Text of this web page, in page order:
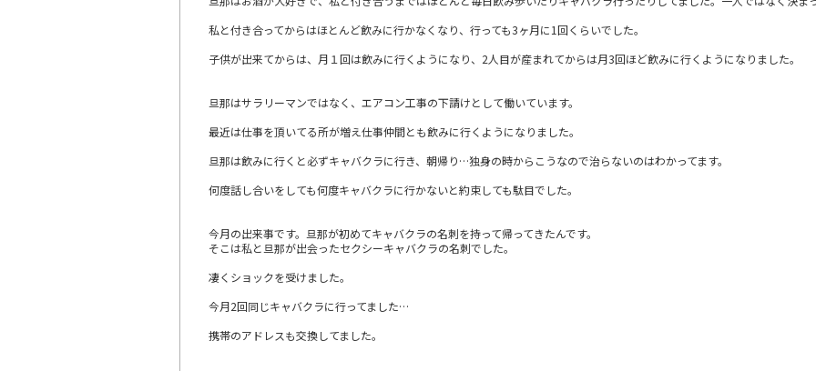
私と付き合ってからはほとんど飲みに行かなくなり、行っても3ヶ月に1回くらいでした。
子供が出来てからは、月１回は飲みに行くようになり、2人目が産まれてからは月3回ほど飲みに行くようになりました。
旦那はサラリーマンではなく、エアコン工事の下請けとして働いています。
最近は仕事を頂いてる所が増え仕事仲間とも飲みに行くようになりました。
旦那は飲みに行くと必ずキャバクラに行き、朝帰り…独身の時からこうなので治らないのはわかってます。
何度話し合いをしても何度キャバクラに行かないと約束しても駄目でした。
今月の出来事です。旦那が初めてキャバクラの名刺を持って帰ってきたんです。
そこは私と旦那が出会ったセクシーキャバクラの名刺でした。
凄くショックを受けました。
今月2回同じキャバクラに行ってました…
携帯のアドレスも交換してました。